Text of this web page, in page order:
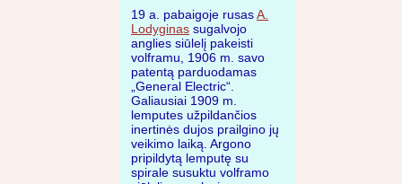
19 a. pabaigoje rusasA.
Lodyginas sugalvojo
anglies siūlelį pakeisti
volframu, 1906 m. savo
patentą parduodamas
„General Electric“.
Galiausiai 1909 m.
lemputes užpildančios
inertinės dujos prailgino jų
veikimo laiką. Argono
pripildytą lemputę su
spirale susuktu volframo